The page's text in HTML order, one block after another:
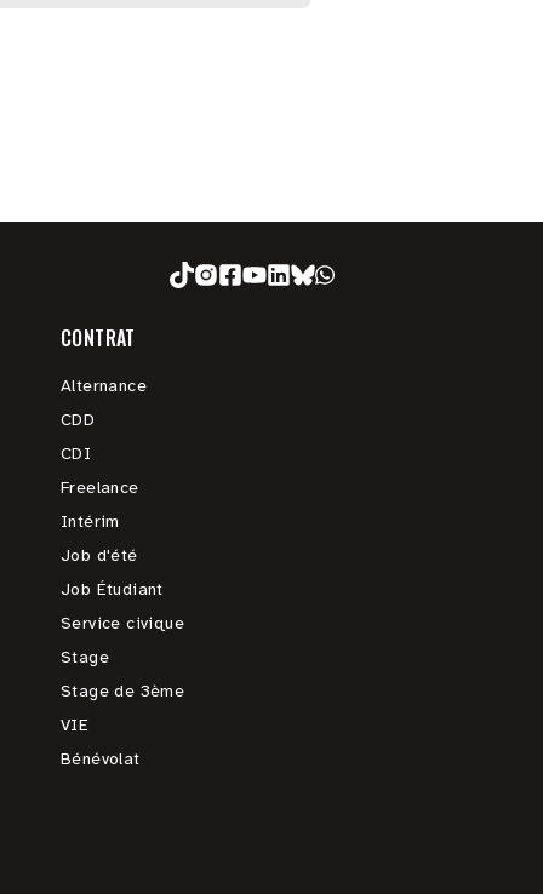
CONTRAT
Alternance
CDD
CDI
Freelance
Intérim
Job d'été
Job Étudiant
Service civique
Stage
Stage de 3ème
VIE
Bénévolat